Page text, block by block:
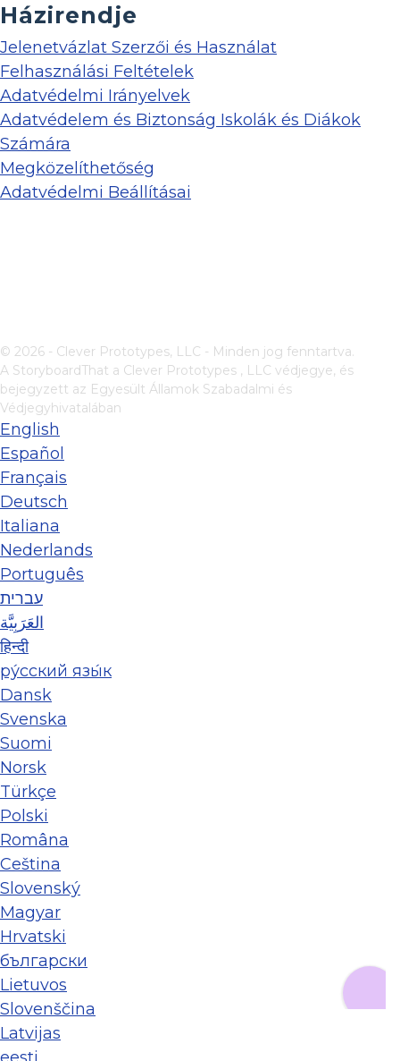
Házirendje
Jelenetvázlat Szerzői és Használat
Felhasználási Feltételek
Adatvédelmi Irányelvek
Adatvédelem és Biztonság Iskolák és Diákok
Számára
Megközelíthetőség
Adatvédelmi Beállításai
© 2026 - Clever Prototypes, LLC - Minden jog fenntartva.
A StoryboardThat a Clever Prototypes , LLC védjegye, és
bejegyzett az Egyesült Államok Szabadalmi és
Védjegyhivatalában
English
Español
Français
Deutsch
Italiana
Nederlands
Português
עברית
العَرَبِيَّة
हिन्दी
ру́сский язы́к
Dansk
Svenska
Suomi
Norsk
Türkçe
Polski
Româna
Ceština
Slovenský
Magyar
Hrvatski
български
Lietuvos
Slovenščina
Latvijas
eesti